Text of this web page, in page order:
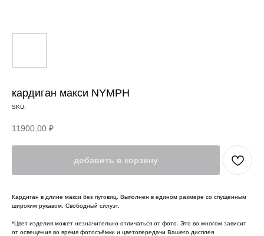
кардиган макси NYMPH
SKU:
11900,00 ₽
добавить в корзину
Кардиган в длине макси без пуговиц. Выполнен в едином размере со спущенным
широким рукавом. Свободный силуэт.
*Цвет изделия может незначительно отличаться от фото. Это во многом зависит
от освещения во время фотосъёмки и цветопередачи Вашего дисплея.